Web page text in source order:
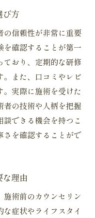
び方
の信頼性が非常に重要
確認することが第一
ており、定期的な研修
。また、口コミやレビ
。実際に施術を受けた
者の技術や人柄を把握
できる機会を持つこ
さを確認することがで
な理由
術前のカウンセリン
症状やライフスタイ